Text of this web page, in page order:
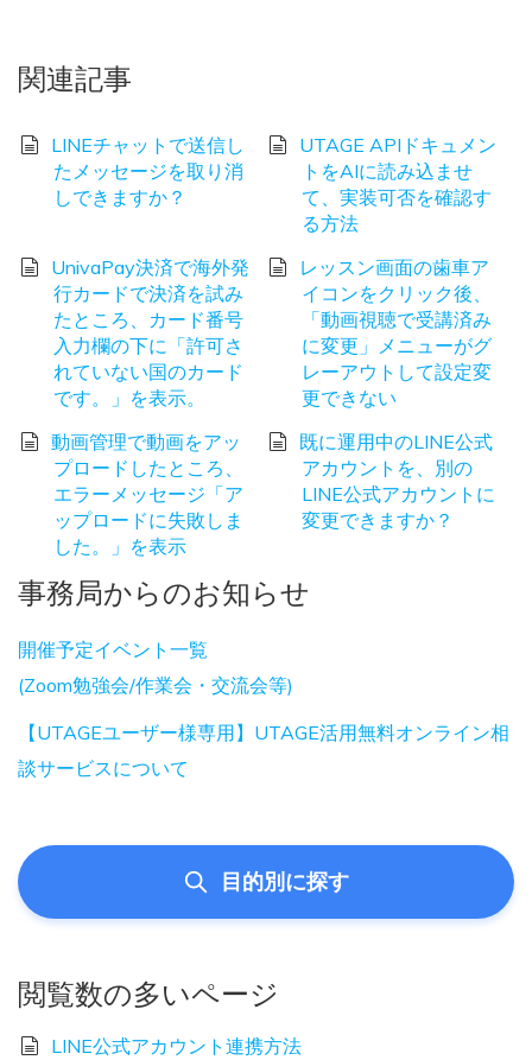
関連記事
LINEチャットで送信し
たメッセージを取り消
しできますか？
UTAGE APIドキュメン
トをAIに読み込ませ
て、実装可否を確認す
る方法
UnivaPay決済で海外発
行カードで決済を試み
たところ、カード番号
入力欄の下に「許可さ
れていない国のカード
です。」を表示。
レッスン画面の歯車ア
イコンをクリック後、
「動画視聴で受講済み
に変更」メニューがグ
レーアウトして設定変
更できない
動画管理で動画をアッ
プロードしたところ、
エラーメッセージ「ア
ップロードに失敗しま
した。」を表示
既に運用中のLINE公式
アカウントを、別の
LINE公式アカウントに
変更できますか？
事務局からのお知らせ
開催予定イベント一覧
(Zoom勉強会/作業会・交流会等)
【UTAGEユーザー様専用】UTAGE活用無料オンライン相
談サービスについて
目的別に探す
閲覧数の多いページ
LINE公式アカウント連携方法